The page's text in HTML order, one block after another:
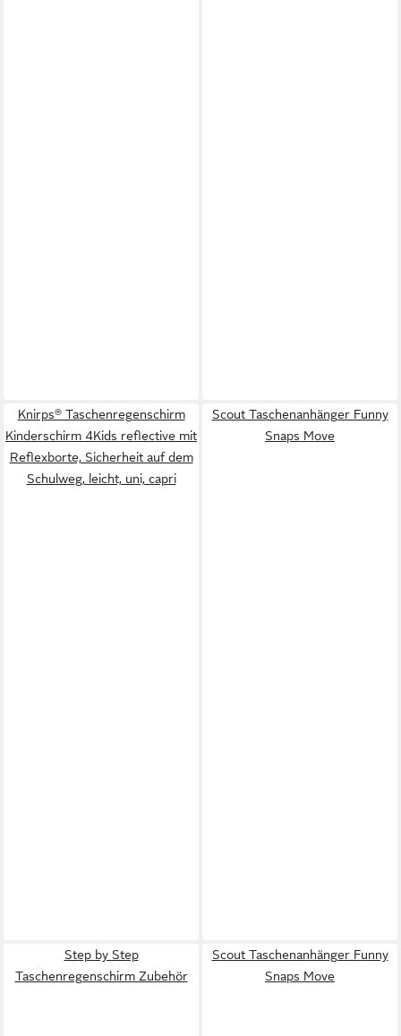
Knirps® Taschenregenschirm
Kinderschirm 4Kids reflective mit
Reflexborte, Sicherheit auf dem
Schulweg, leicht, uni, capri
Scout Taschenanhänger Funny
Snaps Move
Step by Step
Taschenregenschirm Zubehör
Scout Taschenanhänger Funny
Snaps Move